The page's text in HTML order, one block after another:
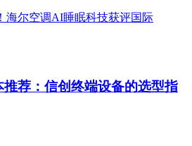
推荐：信创终端设备的选型指